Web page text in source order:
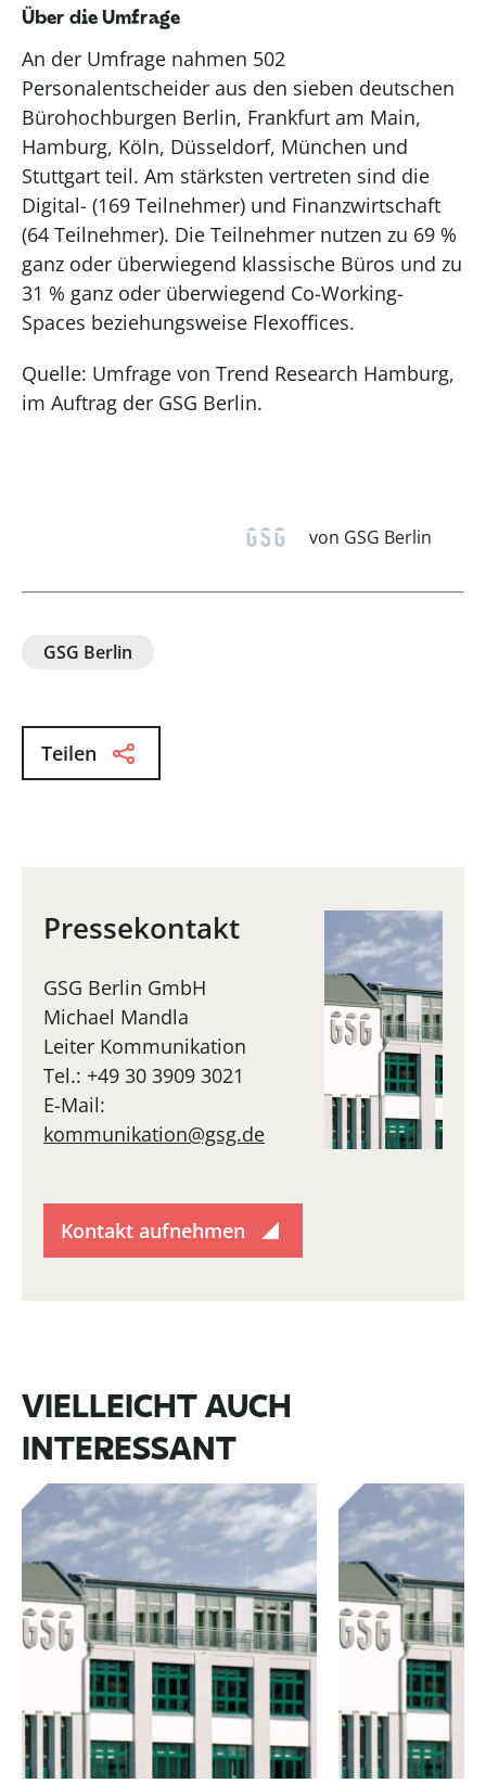
Über die Umfrage
An der Umfrage nahmen 502
Personalentscheider aus den sieben deutschen
Bürohochburgen Berlin, Frankfurt am Main,
Hamburg, Köln, Düsseldorf, München und
Stuttgart teil. Am stärksten vertreten sind die
Digital- (169 Teilnehmer) und Finanzwirtschaft
(64 Teilnehmer). Die Teilnehmer nutzen zu 69 %
ganz oder überwiegend klassische Büros und zu
31 % ganz oder überwiegend Co-Working-
Spaces beziehungsweise Flexoffices.
Quelle: Umfrage von Trend Research Hamburg,
im Auftrag der GSG Berlin.
von GSG Berlin
GSG Berlin
Teilen
Pressekontakt
GSG Berlin GmbH
Michael Mandla
Leiter Kommunikation
Tel.: +49 30 3909 3021
E-Mail:
kommunikation@gsg.de
Kontakt aufnehmen
VIELLEICHT AUCH
INTERESSANT